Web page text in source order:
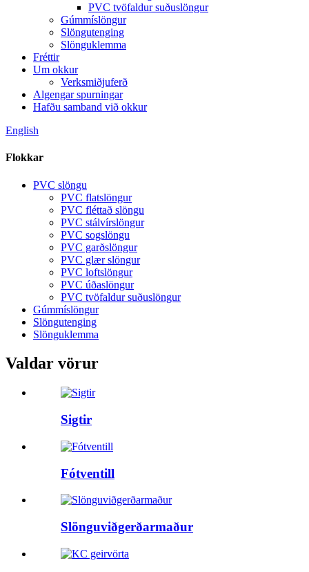
PVC tvöfaldur suðuslöngur
Gúmmíslöngur
Slöngutenging
Slönguklemma
Fréttir
Um okkur
Verksmiðjuferð
Algengar spurningar
Hafðu samband við okkur
English
Flokkar
PVC slöngu
PVC flatslöngur
PVC fléttað slöngu
PVC stálvírslöngur
PVC sogslöngu
PVC garðslöngur
PVC glær slöngur
PVC loftslöngur
PVC úðaslöngur
PVC tvöfaldur suðuslöngur
Gúmmíslöngur
Slöngutenging
Slönguklemma
Valdar vörur
Sigtir
Fótventill
Slönguviðgerðarmaður